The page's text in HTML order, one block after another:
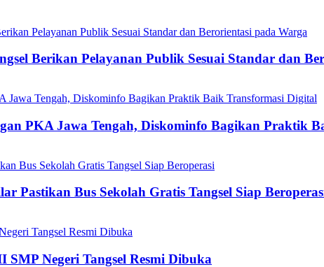
Berikan Pelayanan Publik Sesuai Standar dan
PKA Jawa Tengah, Diskominfo Bagikan Praktik
Pastikan Bus Sekolah Gratis Tangsel Siap
Negeri Tangsel Resmi Dibuka